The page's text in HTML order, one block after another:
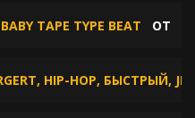
TAPE TYPE BEAT ОТ
HIP-HOP, БЫСТРЫЙ,